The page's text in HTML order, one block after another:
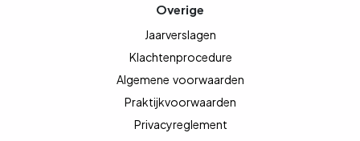
Overige
Jaarverslagen
Klachtenprocedure
Algemene voorwaarden
Praktijkvoorwaarden
Privacyreglement